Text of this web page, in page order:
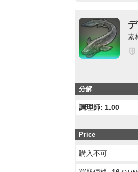
素
分解
調理師: 1.00
Price
購入不可